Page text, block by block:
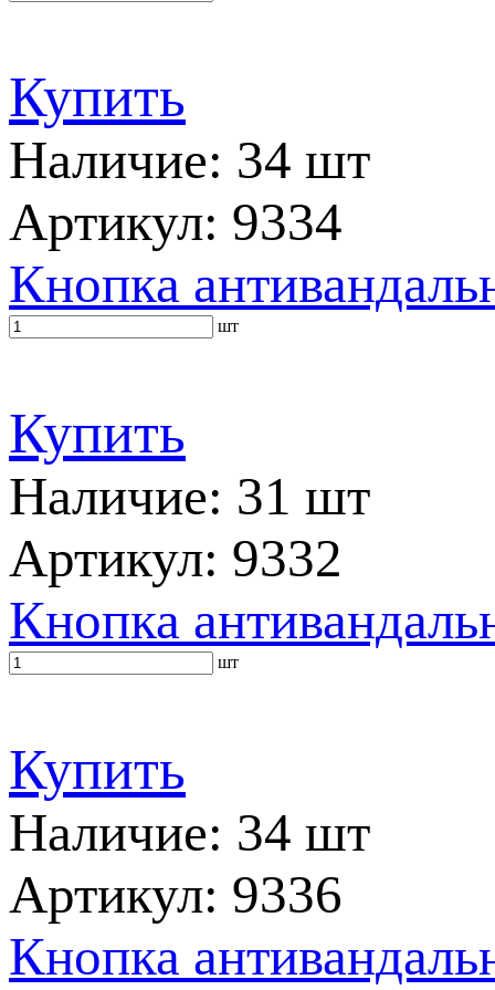
Купить
Наличие: 34 шт
Артикул: 9334
Кнопка
шт
Купить
Наличие: 31 шт
Артикул: 9332
Кнопка
шт
Купить
Наличие: 34 шт
Артикул: 9336
Кнопка